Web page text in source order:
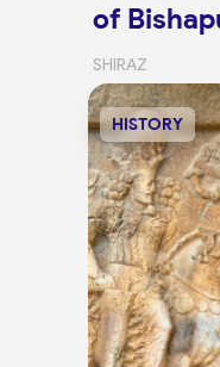
of
SHIRAZ
HISTORY